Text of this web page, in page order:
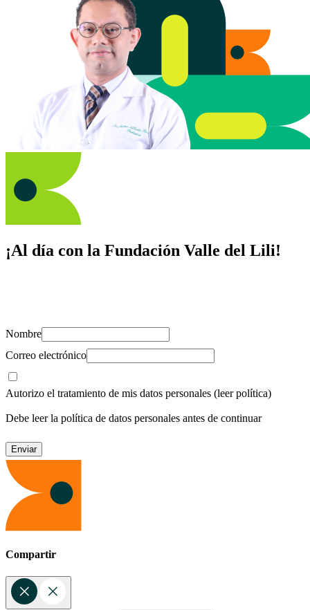
¡Al día con la Fundación Valle del Lili!
Nombre
Correo electrónico
Autorizo el tratamiento de mis datos personales (leer política)
Debe leer la política de datos personales antes de continuar
Compartir